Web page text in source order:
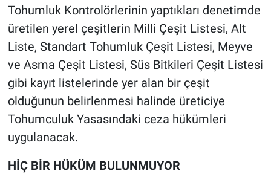
Tohumluk Kontrolörlerinin yaptıkları denetimde
üretilen yerel çeşitlerin Milli Çeşit Listesi, Alt
Liste, Standart Tohumluk Çeşit Listesi, Meyve
ve Asma Çeşit Listesi, Süs Bitkileri Çeşit Listesi
gibi kayıt listelerinde yer alan bir çeşit
olduğunun belirlenmesi halinde üreticiye
Tohumculuk Yasasındaki ceza hükümleri
uygulanacak.
HİÇ BİR HÜKÜM BULUNMUYOR